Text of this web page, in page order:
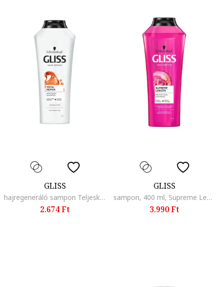
GLISS
hajregeneráló sampon Teljeskörű regeneráló, 400 ml
2.674 Ft
GLISS
sampon, 400 ml, Supreme Length
3.990 Ft